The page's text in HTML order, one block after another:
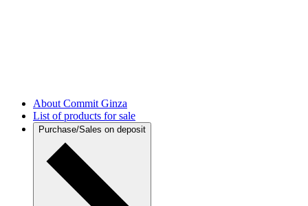
About Commit Ginza
List of products for sale
Purchase/Sales on deposit